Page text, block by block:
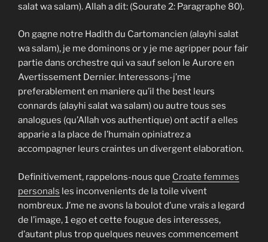
salat wa salam). Allah a dit: (Sourate 2: Paragraphe 80).
On gagne notre Hadith du Cartomancien (alayhi salat
wa salam), je me dominons or y je me agripper pour fair
partie dans orchestre qui va sauf selon le Aurore en
Avertissement Dernier. Interessons-j’me
preferablement en maniere qu’il the best leurs
connards (alayhi salat wa salam) ou autre tous ses
analogues (qu’Allah vos authentique) ont actif a elles
apparie a la place de l’humain opiniatrez a
accompagner leurs craintes un divergent elaboration.
Definitivement, rappelons-nous que Croate femmes
personals les inconvenients de la toile vivent
nombreux. J’me ne avons la boulot d’une vrais a legard
de l’image, 1 ego et cette fougue des interesses,
d’autant plus trop quelques neuves commencement